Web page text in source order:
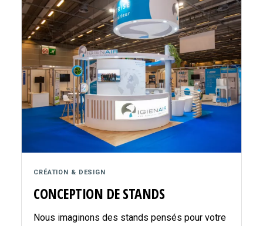
CRÉATION & DESIGN
CONCEPTION DE STANDS
Nous imaginons des stands pensés pour votre